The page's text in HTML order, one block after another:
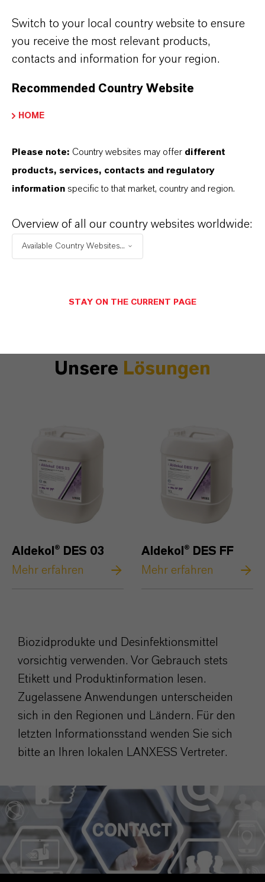
konsequenten
Biosicherheitsmaßnahmen. Eine
von Fahrzeugen ist dabei unerlässlich,
da diese das Virus leicht verbreiten
Betriebseinfahrten sowie kontrollierte
oder das sogenannte „Dänische
System“. Weitere Maßnahmen
Unsere Lösungen
Aldekol® DES 03
Mehr erfahren
Aldekol® DES FF
Mehr erfahren
Biozidprodukte und Desinfektionsmittel
vorsichtig verwenden. Vor Gebrauch stets
Etikett und Produktinformation lesen.
Zugelassene Anwendungen unterscheiden
sich in den Regionen und Ländern. Für den
letzten Informationsstand wenden Sie sich
bitte an Ihren lokalen LANXESS Vertreter.
Switch to your local country website to ensure
you receive the most relevant products,
contacts and information for your region.
Recommended Country Website
HOME
Please note: Country websites may offer different
products, services, contacts and regulatory
information specific to that market, country and region.
Overview of all our country websites worldwide:
Available Country Websites...
STAY ON THE CURRENT PAGE